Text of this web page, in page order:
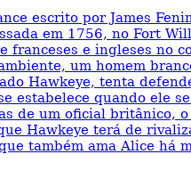
escrito por James
em 1756, no Fort
franceses e ingleses no
um homem
Hawkeye, tenta
estabelece quando ele
de um oficial britânico,
Hawkeye terá de
também ama Alice há